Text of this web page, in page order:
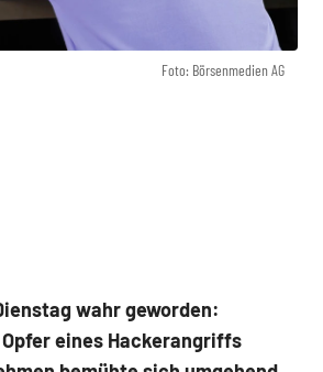
Foto: Börsenmedien AG
wahr geworden:
eines Hackerangriffs